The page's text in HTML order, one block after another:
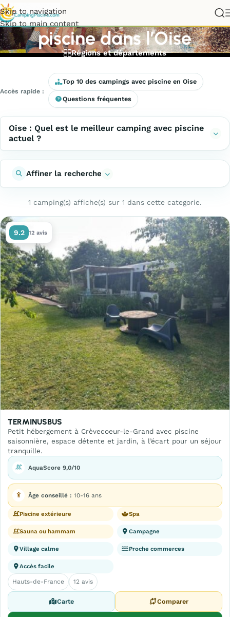
Skip to navigation
Skip to main content
Meilleurs campings avec
piscine dans l’Oise
Régions et départements
Accès rapide :
Top 10 des campings avec piscine en Oise
Questions fréquentes
Oise : Quel est le meilleur camping avec piscine
actuel ?
Affiner la recherche
1 camping(s) affiche(s) sur 1 dans cette categorie.
9.2 12 avis
TERMINUSBUS
Petit hébergement à Crèvecoeur-le-Grand avec piscine
saisonnière, espace détente et jardin, à l’écart pour un séjour
tranquille.
AquaScore 9,0/10
Âge conseillé : 10-16 ans
Piscine extérieure Spa
Sauna ou hammam Campagne
Village calme Proche commerces
Accès facile
Hauts-de-France 12 avis
Carte Comparer